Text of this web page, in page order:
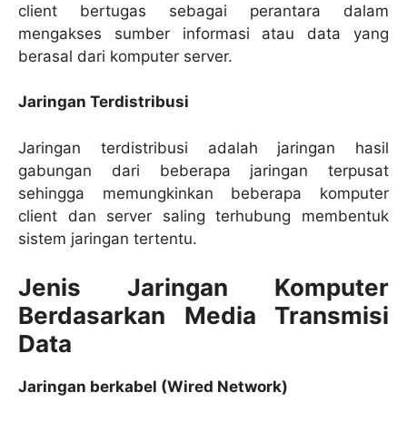
client bertugas sebagai perantara dalam
mengakses sumber informasi atau data yang
berasal dari komputer server.
Jaringan Terdistribusi
Jaringan terdistribusi adalah jaringan hasil
gabungan dari beberapa jaringan terpusat
sehingga memungkinkan beberapa komputer
client dan server saling terhubung membentuk
sistem jaringan tertentu.
Jenis Jaringan Komputer
Berdasarkan Media Transmisi
Data
Jaringan berkabel (Wired Network)